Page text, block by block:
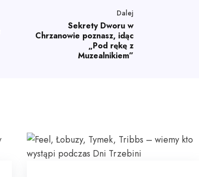
Dalej
Sekrety Dworu w
Chrzanowie poznasz, idąc
„Pod rękę z
Muzealnikiem”